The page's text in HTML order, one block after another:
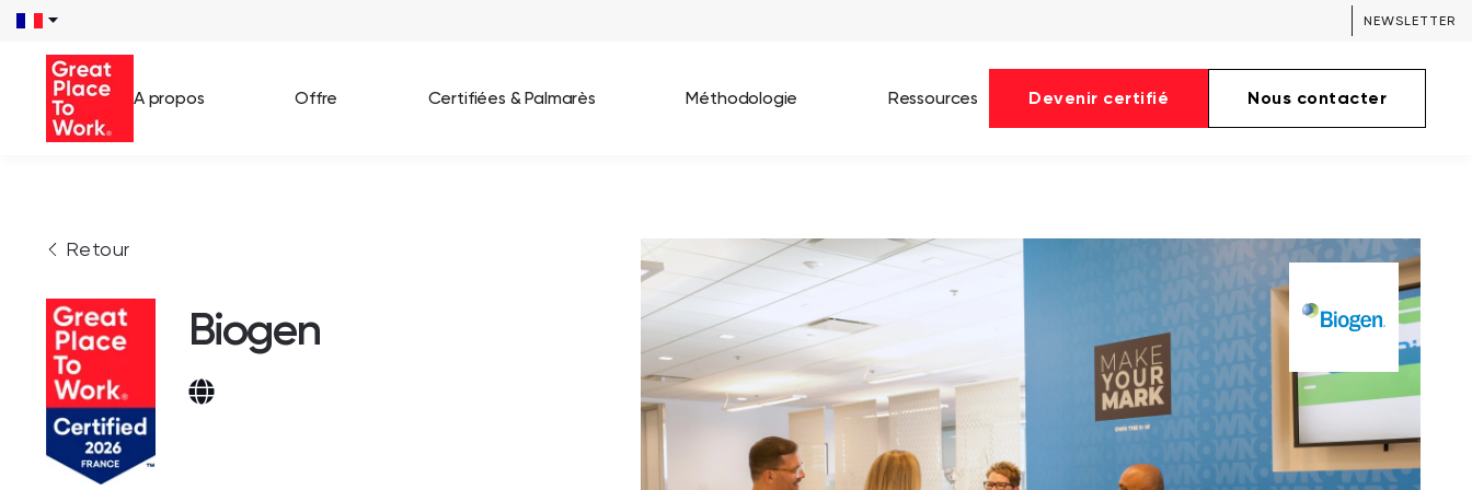
NEWSLETTER
A propos Offre Certifiées & Palmarès
Best Workplaces France 2026
Great Place To Work In Tech 2026
Best Workplaces For Women 2025
Best Workplaces Europe 2025
Tous nos palmarès
Méthodologie Ressources Devenir certifié Nous contacter
Retour
Biogen